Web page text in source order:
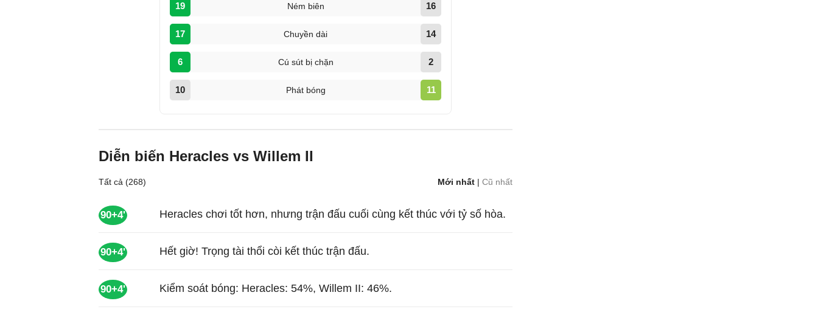
19 Ném biên 16
17 Chuyền dài 14
6 Cú sút bị chặn 2
10 Phát bóng 11
Diễn biến Heracles vs Willem II
Tất cả (268) Mới nhất |Cũ nhất
90+4' Heracles chơi tốt hơn, nhưng trận đấu cuối cùng kết thúc với tỷ số hòa.
90+4' Hết giờ! Trọng tài thổi còi kết thúc trận đấu.
90+4' Kiểm soát bóng: Heracles: 54%, Willem II: 46%.